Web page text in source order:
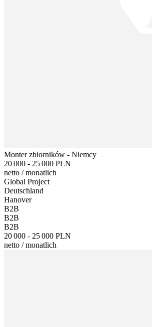
Monter zbiorników - Niemcy
20 000 - 25 000 PLN
netto /monatlich
Global Project
Deutschland
Hanover
B2B
B2B
B2B
20 000 - 25 000 PLN
netto /monatlich